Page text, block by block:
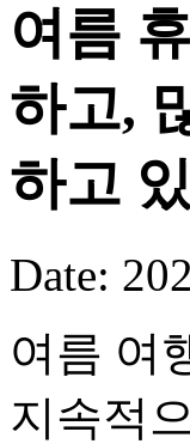
여름
하고,
하고
Date:
여름 여
지속적